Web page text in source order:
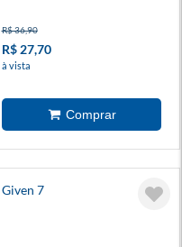
R$ 36,90
R$ 27,70
à vista
Given 7